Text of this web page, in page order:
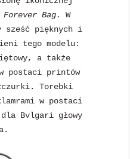
Bag. W
sześć pięknych i
tego modelu:
a także
postaci printów
Torebki
w postaci
Bvlgari głowy